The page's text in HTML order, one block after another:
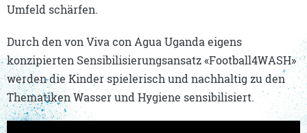
Umfeld schärfen.
Durch den von Viva con Agua Uganda eigens
konzipierten Sensibilisierungsansatz «Football4WASH»
werden die Kinder spielerisch und nachhaltig zu den
Thematiken Wasser und Hygiene sensibilisiert.